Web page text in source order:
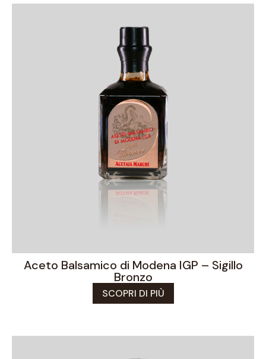
Aceto Balsamico di Modena IGP – Sigillo
Bronzo
SCOPRI DI PIÙ